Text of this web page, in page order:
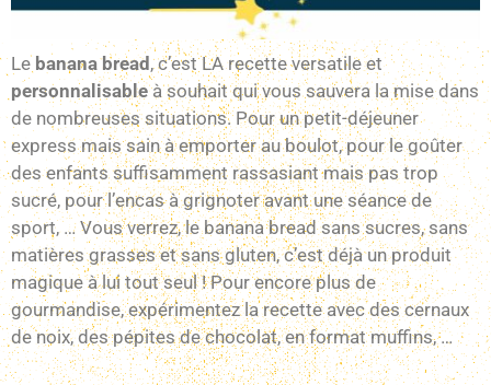
Le banana bread, c’est LA recette versatile et
personnalisableà souhait qui vous sauvera la mise dans
de nombreuses situations. Pour un petit-déjeuner
express mais sain à emporter au boulot, pour le goûter
des enfants suffisamment rassasiant mais pas trop
sucré, pour l’encas à grignoter avant une séance de
sport, … Vous verrez, le banana bread sans sucres, sans
matières grasses et sans gluten, c’est déjà un produit
magique à lui tout seul ! Pour encore plus de
gourmandise, expérimentez la recette avec des cernaux
de noix, des pépites de chocolat, en format muffins, …